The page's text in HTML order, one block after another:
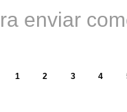
enviar
1 2 3 4